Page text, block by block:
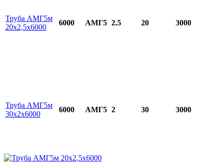
Труба АМГ5м
20х2,5х6000
6000 АМГ5 2.5 20
3000
Труба АМГ5м
30х2х6000
6000 АМГ5 2 30
3000